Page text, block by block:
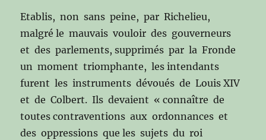
Etablis, non sans peine, par Richelieu,
malgré le mauvais vouloir des gouverneurs
et des parlements, supprimés par la Fronde
un moment triomphante, les intendants
furent les instruments dévoués de Louis XIV
et de Colbert. Ils devaient « connaître de
toutes contraventions aux ordonnances et
des oppressions que les sujets du roi